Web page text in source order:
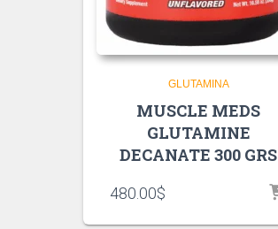
GLUTAMINA
MUSCLE MEDS
GLUTAMINE
DECANATE 300 GRS
480.00$